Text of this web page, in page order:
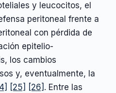
y leucocitos, el
peritoneal frente a
con pérdida de
epitelio-
los cambios
y, eventualmente, la
[25] [26] . Entre las